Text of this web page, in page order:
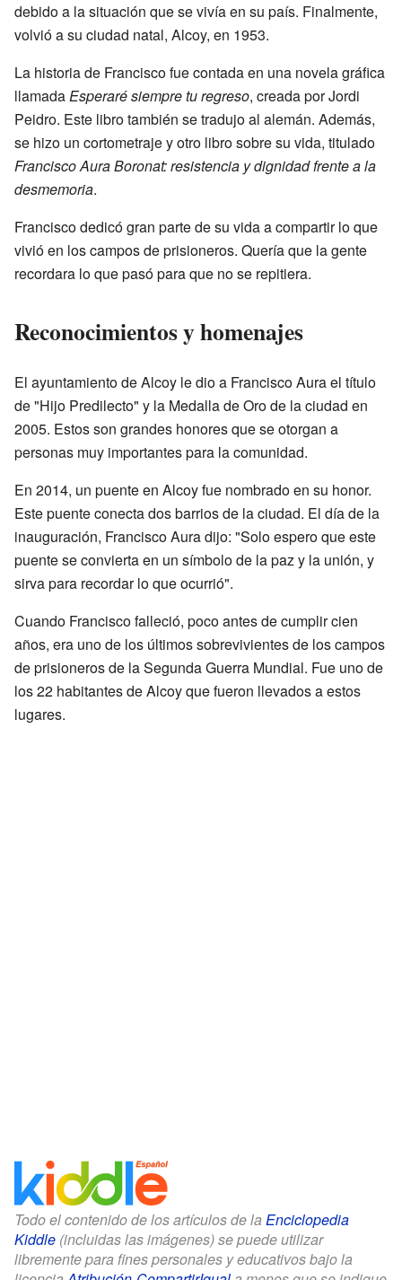
debido a la situación que se vivía en su país. Finalmente,
volvió a su ciudad natal, Alcoy, en 1953.
La historia de Francisco fue contada en una novela gráfica
llamadaEsperaré siempre tu regreso, creada por Jordi
Peidro. Este libro también se tradujo al alemán. Además,
se hizo un cortometraje y otro libro sobre su vida, titulado
Francisco Aura Boronat: resistencia y dignidad frente a la
desmemoria.
Francisco dedicó gran parte de su vida a compartir lo que
vivió en los campos de prisioneros. Quería que la gente
recordara lo que pasó para que no se repitiera.
Reconocimientos y homenajes
El ayuntamiento de Alcoy le dio a Francisco Aura el título
de "Hijo Predilecto" y la Medalla de Oro de la ciudad en
2005. Estos son grandes honores que se otorgan a
personas muy importantes para la comunidad.
En 2014, un puente en Alcoy fue nombrado en su honor.
Este puente conecta dos barrios de la ciudad. El día de la
inauguración, Francisco Aura dijo: "Solo espero que este
puente se convierta en un símbolo de la paz y la unión, y
sirva para recordar lo que ocurrió".
Cuando Francisco falleció, poco antes de cumplir cien
años, era uno de los últimos sobrevivientes de los campos
de prisioneros de la Segunda Guerra Mundial. Fue uno de
los 22 habitantes de Alcoy que fueron llevados a estos
lugares.
Todo el contenido de los artículos de la Enciclopedia
Kiddle (incluidas las imágenes) se puede utilizar
libremente para fines personales y educativos bajo la